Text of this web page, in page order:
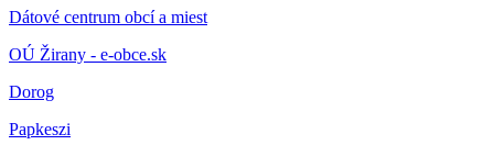
Dátové centrum obcí a miest
OÚ Žirany - e-obce.sk
Dorog
Papkeszi